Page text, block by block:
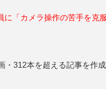
「カメラ操作の苦手を克
312本を超える記事を作成